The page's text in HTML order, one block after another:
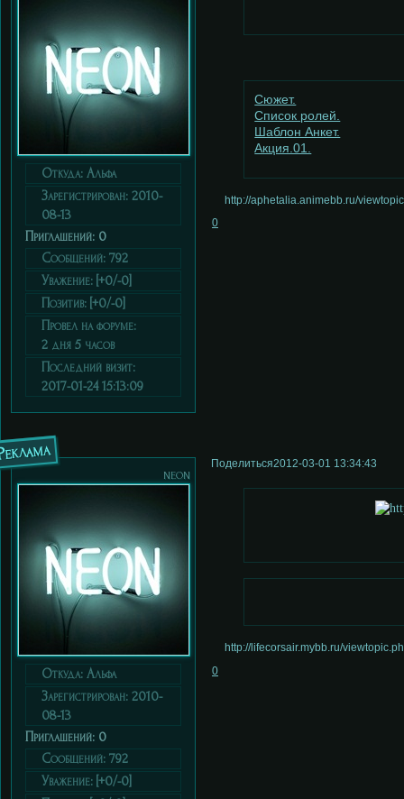
Откуда: Альфа
Зарегистрирован: 2010-
08-13
Приглашений: 0
Сообщений: 792
Уважение: [+0/-0]
Позитив: [+0/-0]
Провел на форуме:
2 дня 5 часов
Последний визит:
2017-01-24 15:13:09
Сюжет.
Список ролей.
Шаблон Анкет.
Акция.01.
http://aphetalia.animebb.ru/
0
Поделиться2012-03-01 13:34:43
neon
Откуда: Альфа
Зарегистрирован: 2010-
08-13
Приглашений: 0
Сообщений: 792
Уважение: [+0/-0]
http://lifecorsair.mybb.ru/
0